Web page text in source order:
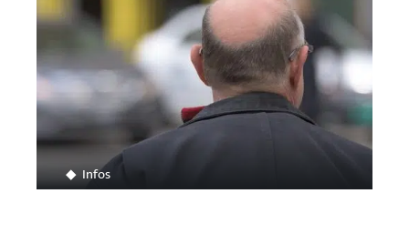
Infos